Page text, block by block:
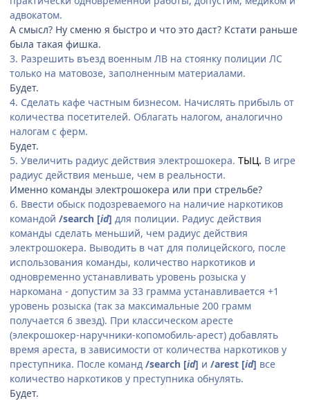
адвокатом.
А смысл? Ну сменю я быстро и что это даст? Кстати раньше
была такая фишка.
3. Разрешить въезд военным ЛВ на стоянку полиции ЛС
только на матовозе, заполненным материалами.
Будет.
4. Сделать кафе частным бизнесом. Начислять прибыль от
количества посетителей. Облагать налогом, аналогично
налогам с ферм.
Будет.
5. Увеличить радиус действия электрошокера. ТЫЦ. В игре
радиус действия меньше, чем в реальности.
Именно команды электрошокера или при стрельбе?
6. Ввести обыск подозреваемого на наличие наркотиков
командой /search [id] для полиции. Радиус действия
команды сделать меньший, чем радиус действия
электрошокера. Выводить в чат для полицейского, после
использования команды, количество наркотиков и
одновременно устанавливать уровень розыска у
наркомана - допустим за 33 грамма устанавливается +1
уровень розыска (так за максимальные 200 грамм
получается 6 звезд). При классическом аресте
(элекрошокер-наручники-копомобиль-арест) добавлять
время ареста, в зависимости от количества наркотиков у
преступника. После команд /search [id] и /arest [id] все
количество наркотиков у преступника обнулять.
Будет.